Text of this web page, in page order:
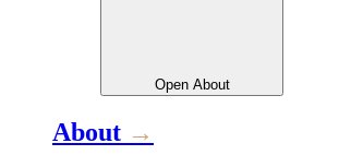
Open About
About →